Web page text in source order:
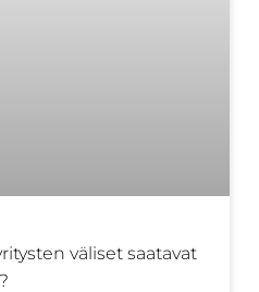
väliset saatavat